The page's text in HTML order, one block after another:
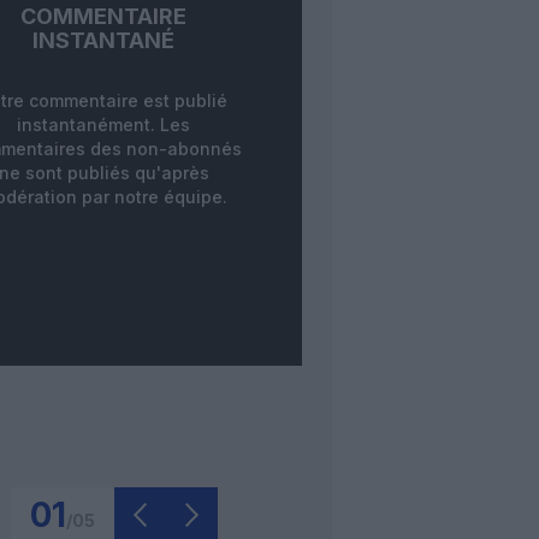
COMMENTAIRE
INSTANTANÉ
commentaire est publié
instantanément. Les
des non-abonnés
ne sont publiés qu'après
par notre équipe.
01